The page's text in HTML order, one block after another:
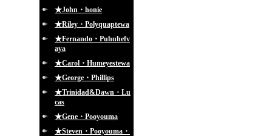
★John・honie
★Riley・Polyquaptewa
★Fernando・Puhuhefv
aya
★Carol・Humeyestewa
★George・Phillips
★Trinidad&Dawn・Lu
cas
★Gene・Pooyouma
★Steven・Pooyouma・